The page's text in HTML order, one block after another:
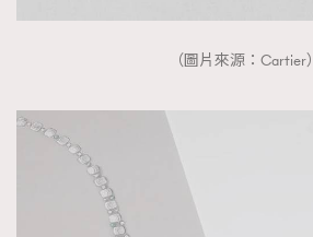
（圖片來源：Cartier）